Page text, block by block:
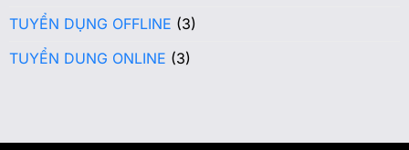
TUYỂN DỤNG OFFLINE (3)
TUYỂN DUNG ONLINE (3)